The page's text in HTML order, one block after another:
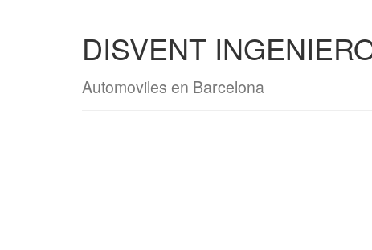
DISVENT
Automoviles en Barcelona